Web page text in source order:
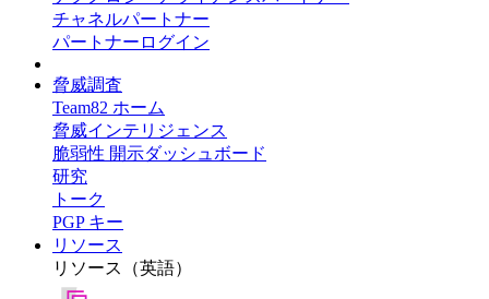
チャネルパートナー
パートナーログイン
脅威調査
Team82 ホーム
脅威インテリジェンス
脆弱性 開示ダッシュボード
研究
トーク
PGP キー
リソース
リソース（英語）